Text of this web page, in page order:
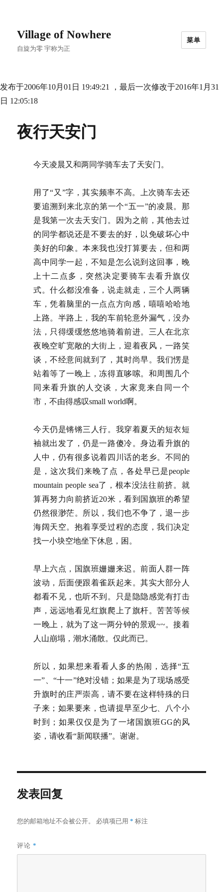
Village of Nowhere
自旋为零 宇称为正
菜单
发布于2006年10月01日 19:49:21 ，最后一次修改于2016年1月31
日 12:05:18
夜行天安门
今天凌晨又和两同学骑车去了天安门。
用了“又”字，其实频率不高。上次骑车去还
要追溯到来北京的第一个“五一”的凌晨。那
是我第一次去天安门。因为之前，其他去过
的同学都说还是不要去的好，以免破坏心中
美好的印象。本来我也没打算要去，但和两
高中同学一起，不知是怎么说到这回事，晚
上十二点多，突然决定要骑车去看升旗仪
式。什么都没准备，说走就走，三个人两辆
车，凭着脑里的一点点方向感，嘻嘻哈哈地
上路。半路上，我的车前轮意外漏气，没办
法，只得缓缓悠悠地骑着前进。三人在北京
夜晚空旷宽敞的大街上，迎着夜风，一路笑
谈，不经意间就到了，其时尚早。我们愣是
站着等了一晚上，冻得直哆嗦。和周围几个
同来看升旗的人交谈，大家竟来自同一个
市，不由得感叹small world啊。
今天仍是锵锵三人行。我穿着夏天的短衣短
袖就出发了，仍是一路傻冷。身边看升旗的
人中，仍有很多说着四川话的老乡。不同的
是，这次我们来晚了点，各处早已是people
mountain people sea了，根本没法往前挤。就
算再努力向前挤近20米，看到国旗班的希望
仍然很渺茫。所以，我们也不争了，退一步
海阔天空。抱着享受过程的态度，我们决定
找一小块空地坐下休息，困。
早上六点，国旗班姗姗来迟。前面人群一阵
波动，后面便跟着雀跃起来。其实大部分人
都看不见，也听不到。只是隐隐感觉有打击
声，远远地看见红旗爬上了旗杆。苦苦等候
一晚上，就为了这一两分钟的景观~~。接着
人山崩塌，潮水涌散。仅此而已。
所以，如果想来看看人多的热闹，选择“五
一”、“十一”绝对没错；如果是为了现场感受
升旗时的庄严崇高，请不要在这样特殊的日
子来；如果要来，也请提早至少七、八个小
时到；如果仅仅是为了一堵国旗班GG的风
姿，请收看“新闻联播”。谢谢。
发表回复
您的邮箱地址不会被公开。 必填项已用* 标注
评论*